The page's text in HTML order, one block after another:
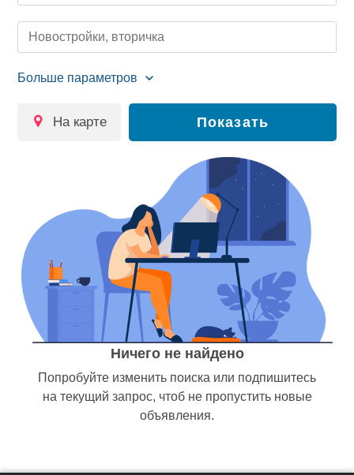
Новостройки, вторичка
на карте Показать
Ничего не найдено
Попробуйте изменить поиска или подпишитесь
на текущий запрос, чтоб не пропустить новые
объявления.